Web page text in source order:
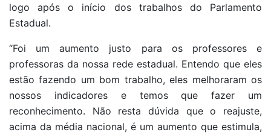
logo após o início dos trabalhos do Parlamento
Estadual.
“Foi um aumento justo para os professores e
professoras da nossa rede estadual. Entendo que eles
estão fazendo um bom trabalho, eles melhoraram os
nossos indicadores e temos que fazer um
reconhecimento. Não resta dúvida que o reajuste,
acima da média nacional, é um aumento que estimula,